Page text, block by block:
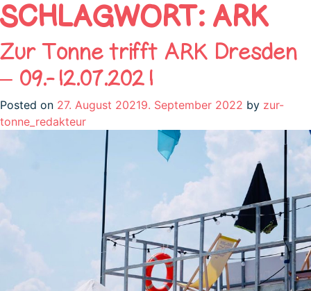
SCHLAGWORT: ARK
Zur Tonne trifft ARK Dresden
– 09.-12.07.2021
Posted on 27. August 20219. September 2022 by zur-
tonne_redakteur